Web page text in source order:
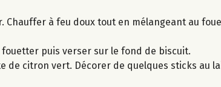
Chauffer à feu doux tout en mélangeant au
puis verser sur le fond de biscuit.
de citron vert. Décorer de quelques sticks au